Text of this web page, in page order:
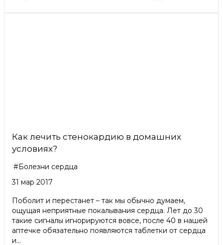
Как лечить стенокардию в домашних
условиях?
#Болезни сердца
31 мар 2017
Поболит и перестанет – так мы обычно думаем,
ощущая неприятные покалывания сердца. Лет до 30
такие сигналы игнорируются вовсе, после 40 в нашей
аптечке обязательно появляются таблетки от сердца
и...